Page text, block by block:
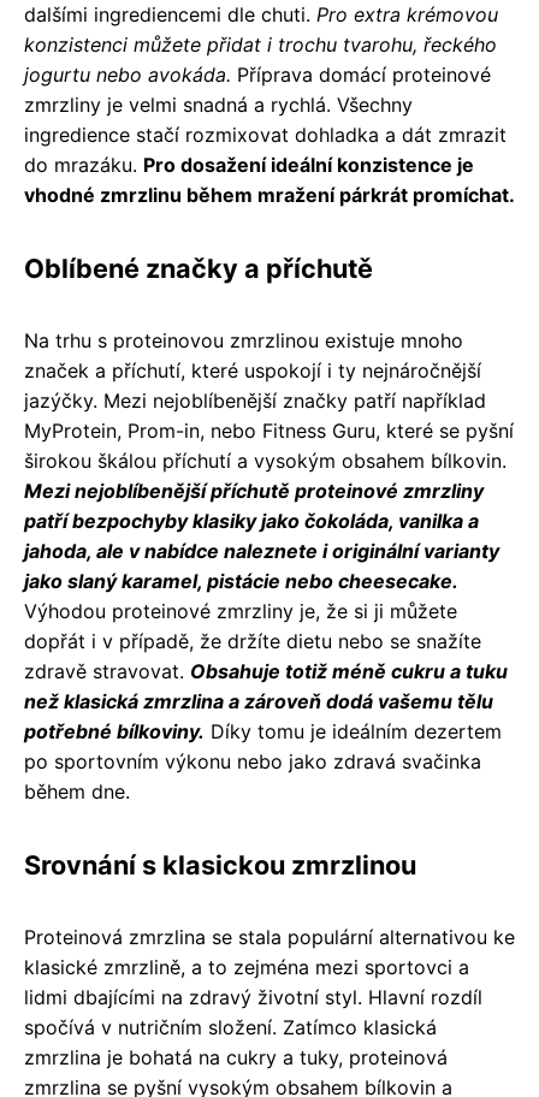
dalšími ingrediencemi dle chuti. Pro extra krémovou
konzistenci můžete přidat i trochu tvarohu, řeckého
jogurtu nebo avokáda. Příprava domácí proteinové
zmrzliny je velmi snadná a rychlá. Všechny
ingredience stačí rozmixovat dohladka a dát zmrazit
do mrazáku. Pro dosažení ideální konzistence je
vhodné zmrzlinu během mražení párkrát promíchat.
Oblíbené značky a příchutě
Na trhu s proteinovou zmrzlinou existuje mnoho
značek a příchutí, které uspokojí i ty nejnáročnější
jazýčky. Mezi nejoblíbenější značky patří například
MyProtein, Prom-in, nebo Fitness Guru, které se pyšní
širokou škálou příchutí a vysokým obsahem bílkovin.
Mezi nejoblíbenější příchutě proteinové zmrzliny
patří bezpochyby klasiky jako čokoláda, vanilka a
jahoda, ale v nabídce naleznete i originální varianty
jako slaný karamel, pistácie nebo cheesecake.
Výhodou proteinové zmrzliny je, že si ji můžete
dopřát i v případě, že držíte dietu nebo se snažíte
zdravě stravovat. Obsahuje totiž méně cukru a tuku
než klasická zmrzlina a zároveň dodá vašemu tělu
potřebné bílkoviny. Díky tomu je ideálním dezertem
po sportovním výkonu nebo jako zdravá svačinka
během dne.
Srovnání s klasickou zmrzlinou
Proteinová zmrzlina se stala populární alternativou ke
klasické zmrzlině, a to zejména mezi sportovci a
lidmi dbajícími na zdravý životní styl. Hlavní rozdíl
spočívá v nutričním složení. Zatímco klasická
zmrzlina je bohatá na cukry a tuky, proteinová
zmrzlina se pyšní vysokým obsahem bílkovin a